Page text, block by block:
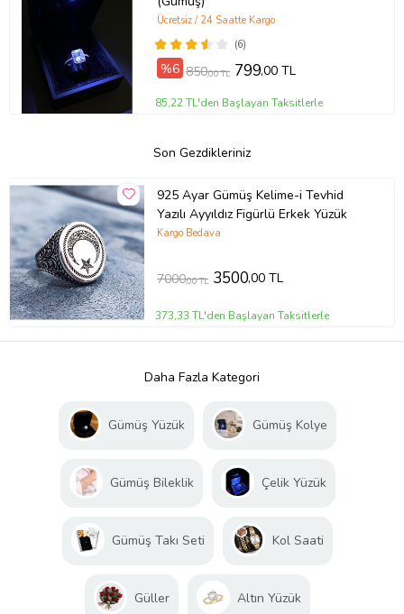
(6)
Ücretsiz / 24 Saatte Kargo
%6 850,00 TL 799,00 TL
85,22 TL'den Başlayan Taksitlerle
Son Gezdikleriniz
925 Ayar Gümüş Kelime-i Tevhid
Yazılı Ayyıldız Figürlü Erkek Yüzük
Kargo Bedava
7000,00 TL 3500,00 TL
373,33 TL'den Başlayan Taksitlerle
Daha Fazla Kategori
Gümüş Yüzük Gümüş Kolye
Gümüş Bileklik Çelik Yüzük
Gümüş Takı Seti Kol Saati
Güller Altın Yüzük